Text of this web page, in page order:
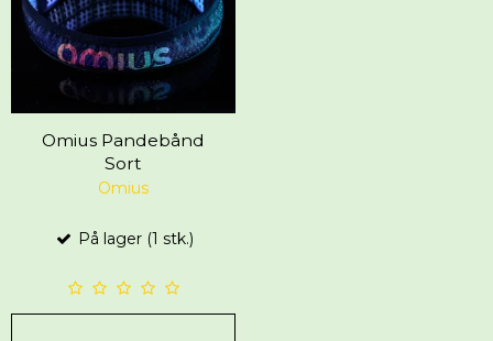
Omius Pandebånd
Sort
Omius
På lager (1 stk.)